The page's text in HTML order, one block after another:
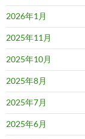
2026年1月
2025年11月
2025年10月
2025年8月
2025年7月
2025年6月